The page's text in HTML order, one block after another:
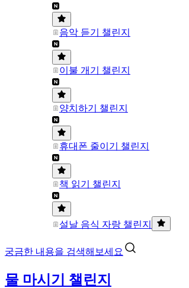
음악 듣기 챌린지
이불 개기 챌린지
양치하기 챌린지
휴대폰 줄이기 챌린지
책 읽기 챌린지
설날 음식 자랑 챌린지
궁금한 내용을 검색해보세요
물 마시기 챌린지